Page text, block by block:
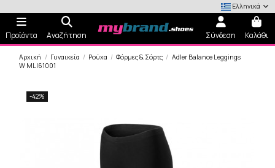
Ελληνικά
Προϊόντα Αναζήτηση Σύνδεση Καλάθι
Αρχική Γυναικεία Ρούχα Φόρμες & Σόρτς
Adler Balance Leggings
W MLI61001
-42%